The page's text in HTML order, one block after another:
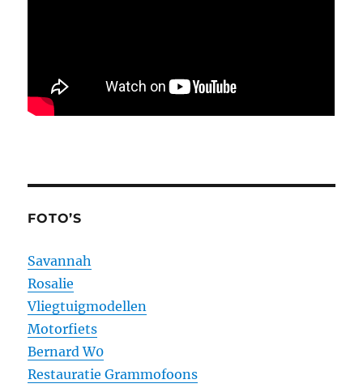
FOTO’S
Savannah
Rosalie
Vliegtuigmodellen
Motorfiets
Bernard W0
Restauratie Grammofoons